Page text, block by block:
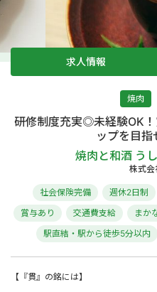
求人情報
焼肉
研修制度充実◎未経験OK
ップを目
焼肉と和酒 う
株式会
社会保険完備 週休2日制
賞与あり
交通費支給 まか
駅直結・駅から徒歩5分以内
【『貫』の銘には】